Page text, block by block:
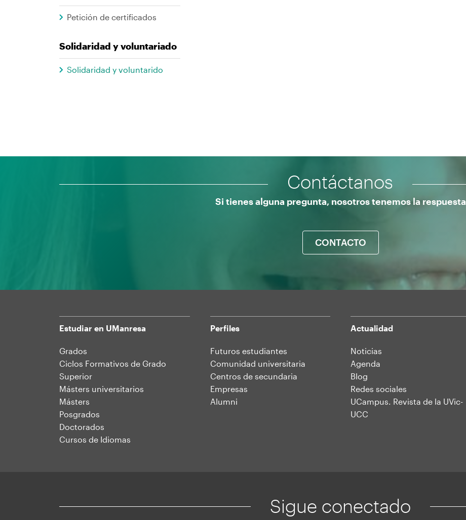
Petición de certificados
Solidaridad y voluntariado
Solidaridad y voluntarido
Contáctanos
Si tienes alguna pregunta, nosotros tenemos la respuesta
CONTACTO
Mapa
web
Estudiar en UManresa
Grados
Ciclos Formativos de Grado
Superior
Másters universitarios
Másters
Posgrados
Doctorados
Cursos de Idiomas
Perfiles
Futuros estudiantes
Comunidad universitaria
Centros de secundaria
Empresas
Alumni
Actualidad
Noticias
Agenda
Blog
Redes sociales
UCampus. Revista de la UVic-
UCC
Sigue conectado